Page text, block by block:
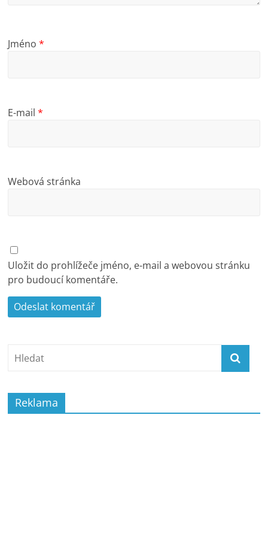
Jméno*
E-mail*
Webová stránka
Uložit do prohlížeče jméno, e-mail a webovou stránku
pro budoucí komentáře.
Reklama